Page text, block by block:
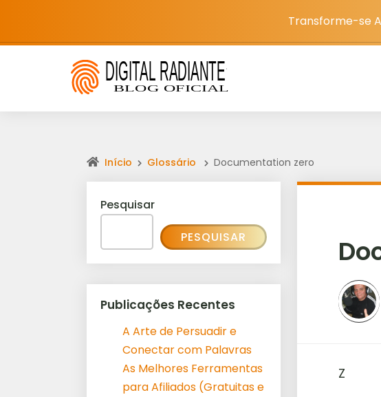
Transforme-se
Início Glossário Documentation zero
Z
Pesquisar
PESQUISAR
Publicações Recentes
A Arte de Persuadir e
Conectar com Palavras
As Melhores Ferramentas
para Afiliados (Gratuitas e